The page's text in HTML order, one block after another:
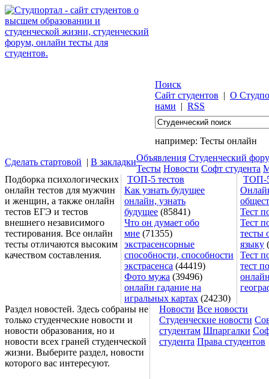
Поиск
Сайт студентов | О
нами | RSS
например: Тесты онлайн
Сделать стартовой | В закладкиОбъявления Студенческий
Тесты Новости Софт студента
Подборка психологических
онлайн тестов для мужчин
и женщин, а также онлайн
тестов ЕГЭ и тестов
внешнего независимого
тестирования. Все онлайн
тесты отличаются высоким
качеством составления.
ТОП-5 тестов
ТОП-
Как узнать будущее
онлайн, узнать
будущее (85841)
Что он думает обо
мне (71355)
экстрасенсорные
способности, способности
экстрасенса (44419)
Фото мужа (39496)
онлайн гадание на
игральных картах (24230)
Тест
Тест
тесты
языку
Тест
тест
Раздел новостей. Здесь собраны не
только студенческие новости и
новости образования, но и
новости всех граней студенческой
жизни. Выберите раздел, новости
которого вас интересуют.
Новости Все новости
Студенческие новости
студентам Шпаргалки
студента Права студентов